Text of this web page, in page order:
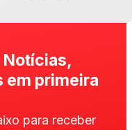
Notícias,
em primeira
para receber